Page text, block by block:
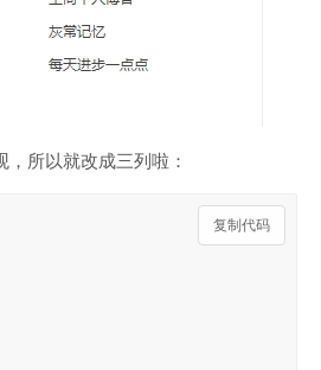
所以就改成三列啦：
复制代码